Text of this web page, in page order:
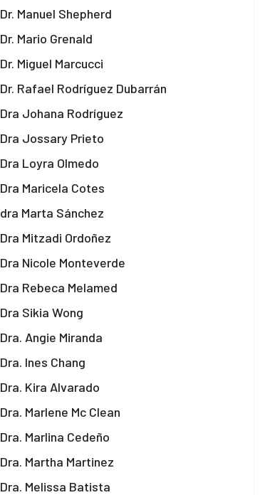
Dr. Manuel Shepherd
Dr. Mario Grenald
Dr. Miguel Marcucci
Dr. Rafael Rodríguez Dubarrán
Dra Johana Rodríguez
Dra Jossary Prieto
Dra Loyra Olmedo
Dra Maricela Cotes
dra Marta Sánchez
Dra Mitzadi Ordoñez
Dra Nicole Monteverde
Dra Rebeca Melamed
Dra Sikia Wong
Dra. Angie Miranda
Dra. Ines Chang
Dra. Kira Alvarado
Dra. Marlene Mc Clean
Dra. Marlina Cedeño
Dra. Martha Martinez
Dra. Melissa Batista